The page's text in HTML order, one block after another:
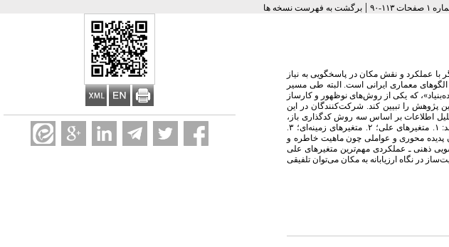
|برگشت به فهرست نسخه ها
عملکرد و نقش مکان در پاسخگویی به نیاز
معماری ایرانی است. البته طی مسیر
که یکی از روش‌های نوظهور و کارساز
پژوهش را تبیین کند. شرکت‌کنندگان در این
اطلاعات بر اساس سه روش کدگذاری باز،
کدگذاری محوری و کدگذاری انتخابی (گزینشی) انجام شد. یافته‌های این پژوهش در مرحله نهایی در الگوی پارادایمی به این شرح سازمان‌دهی شد: ۱. متغیرهای علی؛ ۲. متغیرهای زمینه‌ای؛ ۳.
آموزشی به‌عنوان پدیده محوری و عواملی چون ماهیت خاطره و
ذهنی ـ عملکردی مهم‌ترین متغیرهای علی
در نگاه ارزیابانه به مکان می‌توان تلفیقی